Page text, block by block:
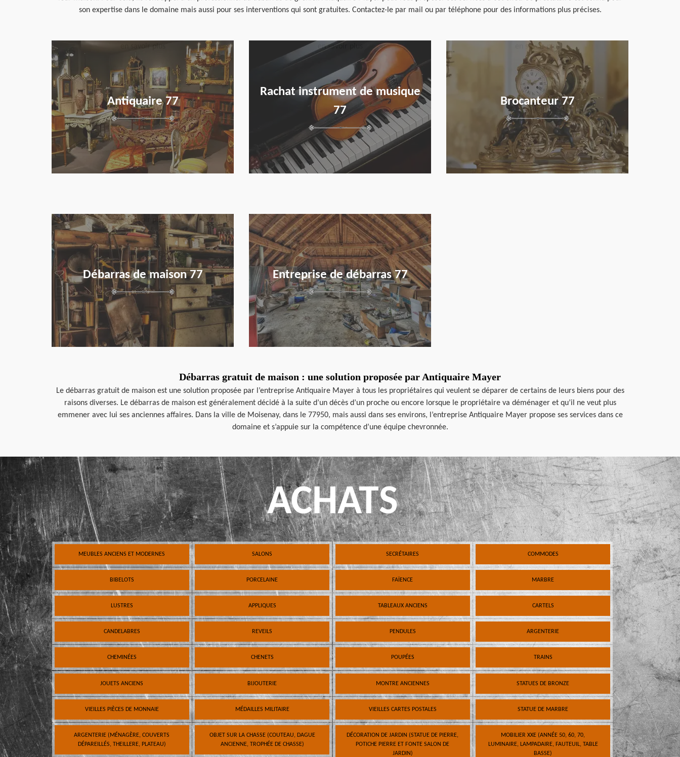
son expertise dans le domaine mais aussi pour ses interventions qui sont gratuites. Contactez-le par mail ou par téléphone pour des informations plus précises.
Antiquaire 77
Rachat instrument de musique
77
en savoir plus
Brocanteur 77
en savoir plus
Débarras de maison 77
en savoir plus
Entreprise de débarras 77
en savoir plus
Débarras gratuit de maison : une solution proposée par Antiquaire Mayer
Le débarras gratuit de maison est une solution proposée par l’entreprise Antiquaire Mayer à tous les propriétaires qui veulent se déparer de certains de leurs biens pour des
raisons diverses. Le débarras de maison est généralement décidé à la suite d’un décès d’un proche ou encore lorsque le propriétaire va déménager et qu’il ne veut plus
emmener avec lui ses anciennes affaires. Dans la ville de Moisenay, dans le 77950, mais aussi dans ses environs, l’entreprise Antiquaire Mayer propose ses services dans ce
domaine et s’appuie sur la compétence d’une équipe chevronnée.
ACHATS
MEUBLES ANCIENS ET MODERNES SALONS SECRÉTAIRES COMMODES
BIBELOTS PORCELAINE FAÏENCE MARBRE
LUSTRES APPLIQUES TABLEAUX ANCIENS CARTELS
CANDELABRES REVEILS PENDULES ARGENTERIE
CHEMINÉES CHENETS POUPÉES TRAINS
JOUETS ANCIENS BIJOUTERIE MONTRE ANCIENNES STATUES DE BRONZE
VIEILLES PIÈCES DE MONNAIE MÉDAILLES MILITAIRE VIEILLES CARTES POSTALES STATUE DE MARBRE
ARGENTERIE (MÉNAGÈRE, COUVERTS
DÉPAREILLÉS, THEILLERE, PLATEAU)
OBJET SUR LA CHASSE (COUTEAU, DAGUE
ANCIENNE, TROPHÉE DE CHASSE)
DÉCORATION DE JARDIN (STATUE DE PIERRE,
POTICHE PIERRE ET FONTE SALON DE
JARDIN)
MOBILIER XXE (ANNÉE 50, 60, 70,
LUMINAIRE, LAMPADAIRE, FAUTEUIL, TABLE
BASSE)